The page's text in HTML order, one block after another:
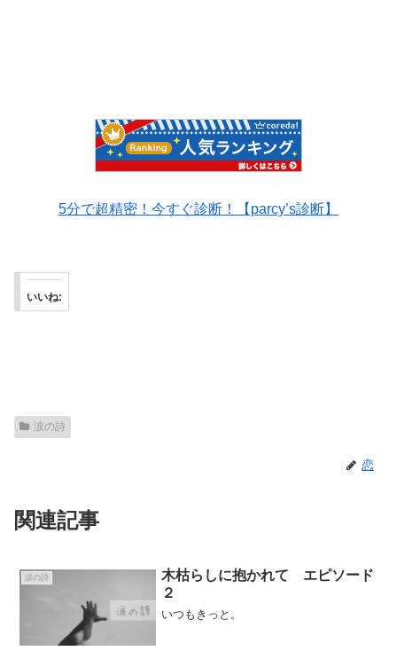
5分で超精密！今すぐ診断！【parcy’s診断】
いいね:
涙の詩
恋
関連記事
涙の詩
木枯らしに抱かれて エピソード
２
いつもきっと。